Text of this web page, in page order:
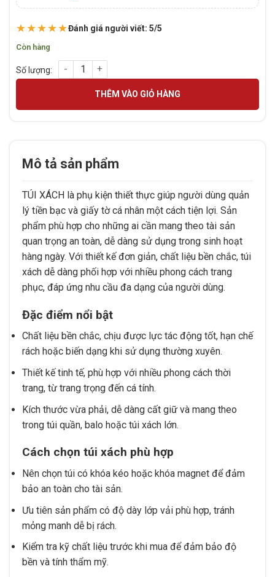
★★★★★Đánh giá người viết: 5/5
Còn hàng
TÚI XÁCH số lượng
THÊM VÀO GIỎ HÀNG
Mô tả sản phẩm
TÚI XÁCH là phụ kiện thiết thực giúp người dùng quản
lý tiền bạc và giấy tờ cá nhân một cách tiện lợi. Sản
phẩm phù hợp cho những ai cần mang theo tài sản
quan trọng an toàn, dễ dàng sử dụng trong sinh hoạt
hàng ngày. Với thiết kế đơn giản, chất liệu bền chắc, túi
xách dễ dàng phối hợp với nhiều phong cách trang
phục, đáp ứng nhu cầu đa dạng của người dùng.
Đặc điểm nổi bật
Chất liệu bền chắc, chịu được lực tác động tốt, hạn chế
rách hoặc biến dạng khi sử dụng thường xuyên.
Thiết kế tinh tế, phù hợp với nhiều phong cách thời
trang, từ trang trọng đến cá tính.
Kích thước vừa phải, dễ dàng cất giữ và mang theo
trong túi quần, balo hoặc túi xách lớn.
Cách chọn túi xách phù hợp
Nên chọn túi có khóa kéo hoặc khóa magnet để đảm
bảo an toàn cho tài sản.
Ưu tiên sản phẩm có độ dày lớp vải phù hợp, tránh
mỏng manh dễ bị rách.
Kiểm tra kỹ chất liệu trước khi mua để đảm bảo độ
bền và tính thẩm mỹ.